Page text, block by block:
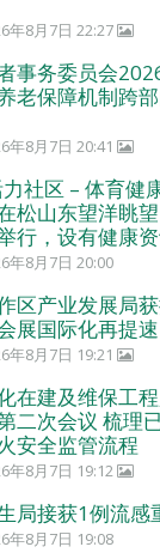
年8月7日 22:27
事务委员会
老保障机制跨
年8月7日 20:41
力社区 – 体育健
松山东望洋眺
行，设有健康
年8月7日 20:00
区产业发展局
展国际化再提速
年8月7日 19:21
在建及维保工
二次会议 梳理
安全监管流程
年8月7日 19:12
局接获1例流感
年8月7日 19:08